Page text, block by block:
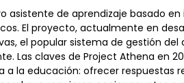
asistente de aprendizaje basado
El proyecto, actualmente en
el popular sistema de gestión del
Las claves de Project Athena en
a la educación: ofrecer